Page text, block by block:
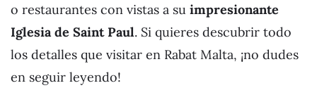
o restaurantes con vistas a su impresionante
Iglesia de Saint Paul. Si quieres descubrir todo
los detalles que visitar en Rabat Malta, ¡no dudes
en seguir leyendo!